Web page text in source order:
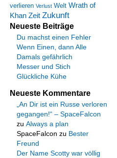
verlieren Verlust Welt Wrath of
Khan Zeit Zukunft
Neueste Beiträge
Du machst einen Fehler
Wenn Einen, dann Alle
Damals gefährlich
Messer und Stich
Glückliche Kühe
Neueste Kommentare
„An Dir ist ein Russe verloren
gegangen!“ – SpaceFalcon
zu Always a plan
SpaceFalcon zu Bester
Freund
Der Name Scotty war völlig